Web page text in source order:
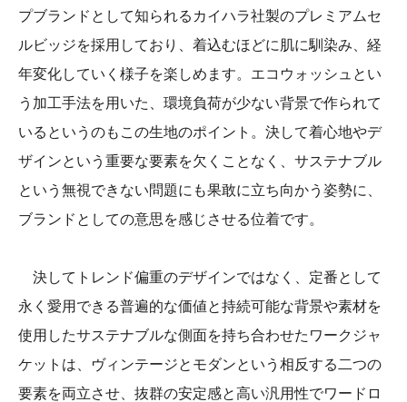
プブランドとして知られるカイハラ社製のプレミアムセ
ルビッジを採用しており、着込むほどに肌に馴染み、経
年変化していく様子を楽しめます。エコウォッシュとい
う加工手法を用いた、環境負荷が少ない背景で作られて
いるというのもこの生地のポイント。決して着心地やデ
ザインという重要な要素を欠くことなく、サステナブル
という無視できない問題にも果敢に立ち向かう姿勢に、
ブランドとしての意思を感じさせる位着です。
決してトレンド偏重のデザインではなく、定番として
永く愛用できる普遍的な価値と持続可能な背景や素材を
使用したサステナブルな側面を持ち合わせたワークジャ
ケットは、ヴィンテージとモダンという相反する二つの
要素を両立させ、抜群の安定感と高い汎用性でワードロ